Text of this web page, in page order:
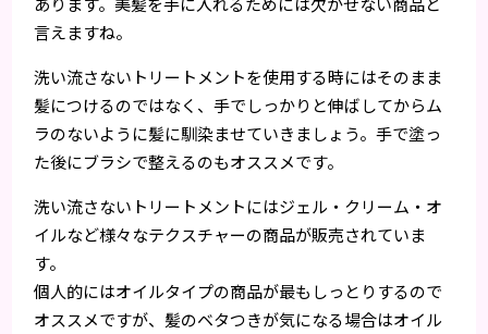
言えますね。
洗い流さないトリートメントを使用する時にはそのまま
髪につけるのではなく、手でしっかりと伸ばしてからム
ラのないように髪に馴染ませていきましょう。手で塗っ
た後にブラシで整えるのもオススメです。
洗い流さないトリートメントにはジェル・クリーム・オ
イルなど様々なテクスチャーの商品が販売されていま
す。
個人的にはオイルタイプの商品が最もしっとりするので
オススメですが、髪のベタつきが気になる場合はオイル